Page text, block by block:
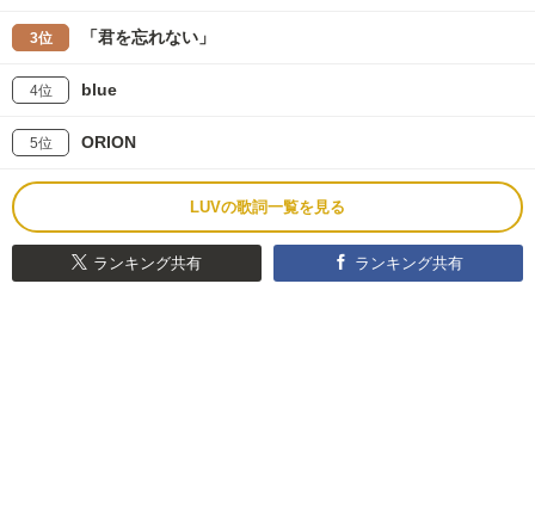
3位 「君を忘れない」
4位 blue
5位 ORION
LUVの歌詞一覧を見る
ランキング共有 ランキング共有